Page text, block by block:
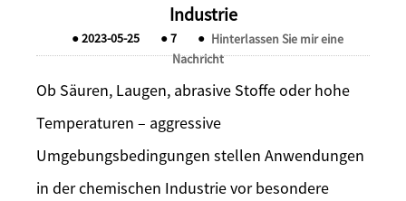
Industrie
●2023-05-25 ●7 ● Hinterlassen Sie mir eine
Nachricht
Ob Säuren, Laugen, abrasive Stoffe oder hohe
Temperaturen – aggressive
Umgebungsbedingungen stellen Anwendungen
in der chemischen Industrie vor besondere